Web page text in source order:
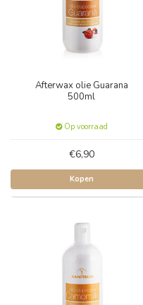
Afterwax olie Guarana
500ml
Op voorraad
€6,90
Kopen